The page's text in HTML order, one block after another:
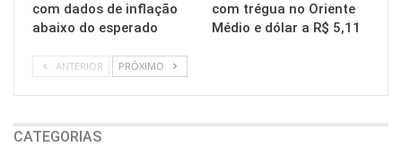
com dados de inflação
abaixo do esperado
com trégua no Oriente
Médio e dólar a R$ 5,11
ANTERIOR PRÓXIMO
CATEGORIAS